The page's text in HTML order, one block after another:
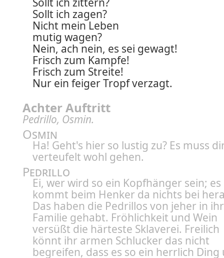
Sollt ich zagen?
Nicht mein Leben
mutig wagen?
Nein, ach nein, es sei gewagt!
Frisch zum Kampfe!
Frisch zum Streite!
Nur ein feiger Tropf verzagt.
Achter Auftritt
Pedrillo, Osmin.
Osmin
Ha! Geht's hier so lustig zu? Es muss
verteufelt wohl gehen.
Pedrillo
Ei, wer wird so ein Kopfhänger sein; es
kommt beim Henker da nichts bei
Das haben die Pedrillos von jeher in
Familie gehabt. Fröhlichkeit und Wein
versüßt die härteste Sklaverei. Freilich
könnt ihr armen Schlucker das nicht
begreifen, dass es so ein herrlich Ding